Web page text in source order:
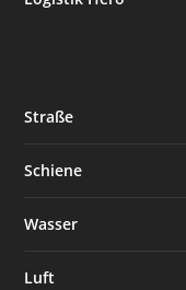
Straße
Schiene
Wasser
Luft